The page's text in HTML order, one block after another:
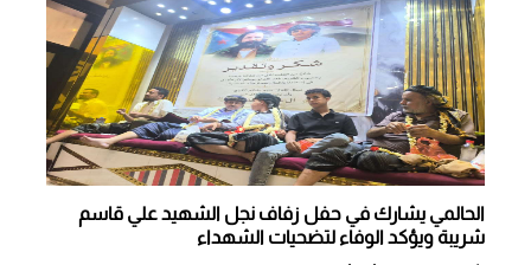
الحالمي يشارك في حفل زفاف نجل الشهيد علي قاسم
شريبة ويؤكد الوفاء لتضحيات الشهداء